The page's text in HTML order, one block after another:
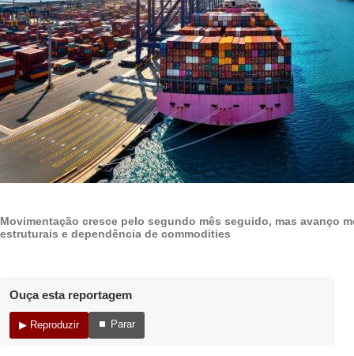
Movimentação cresce pelo segundo mês seguido, mas avanço
estruturais e dependência de commodities
Ouça esta reportagem
▶ Reproduzir ⏹ Parar